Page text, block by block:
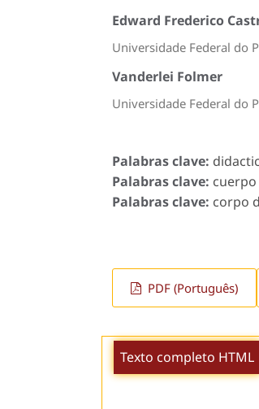
Edward Frederico
Universidade Federal do
Vanderlei Folmer
Universidade Federal do
Palabras clave:
Palabras clave:
Palabras clave: corpo
PDF (Português)
Texto completo HTML